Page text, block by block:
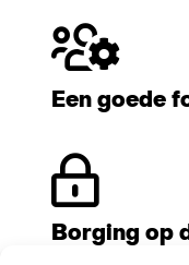
Een goede
Borging op